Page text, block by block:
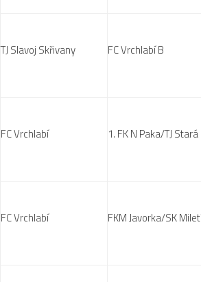
TJ Slavoj Skřivany FC Vrchlabí B
FC Vrchlabí 1. FK N Paka/TJ
FC Vrchlabí FKM Javorka/SK